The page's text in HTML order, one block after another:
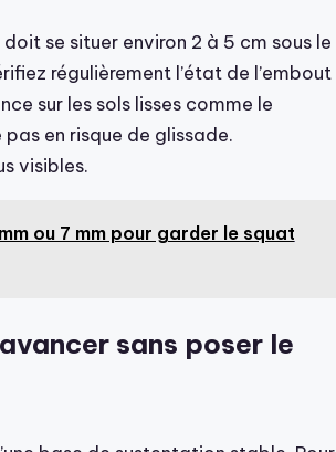
se situer environ 2 à 5 cm sous le
régulièrement l’état de l’embout
sur les sols lisses comme le
en risque de glissade.
visibles.
ou 7 mm pour garder le squat
sans poser le